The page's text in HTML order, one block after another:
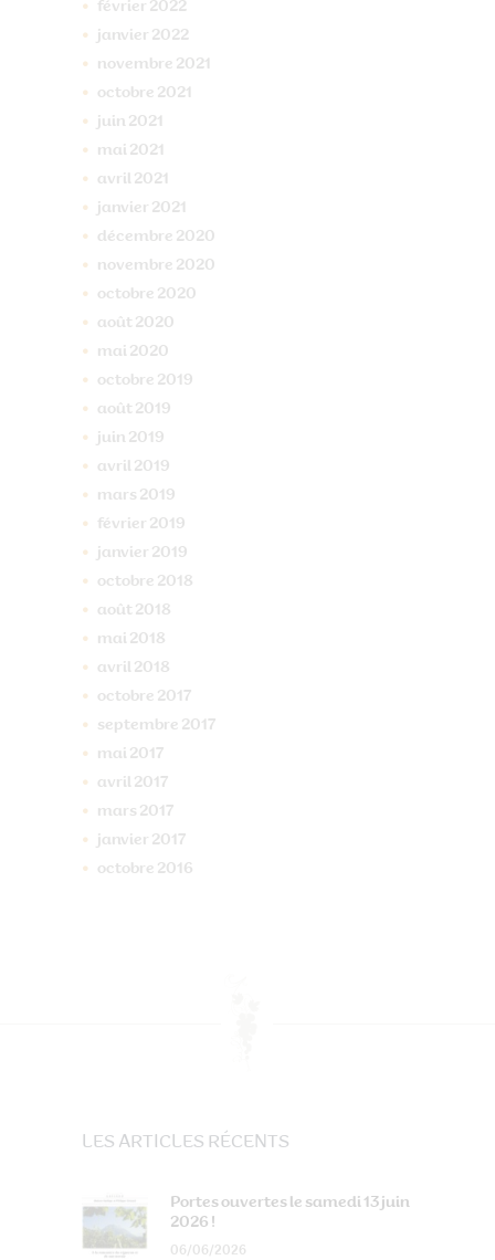
février 2022
janvier 2022
novembre 2021
octobre 2021
juin 2021
mai 2021
avril 2021
janvier 2021
décembre 2020
novembre 2020
octobre 2020
août 2020
mai 2020
octobre 2019
août 2019
juin 2019
avril 2019
mars 2019
février 2019
janvier 2019
octobre 2018
août 2018
mai 2018
avril 2018
octobre 2017
septembre 2017
mai 2017
avril 2017
mars 2017
janvier 2017
octobre 2016
LES ARTICLES RÉCENTS
Portes ouvertes le samedi 13 juin
2026 !
06/06/2026